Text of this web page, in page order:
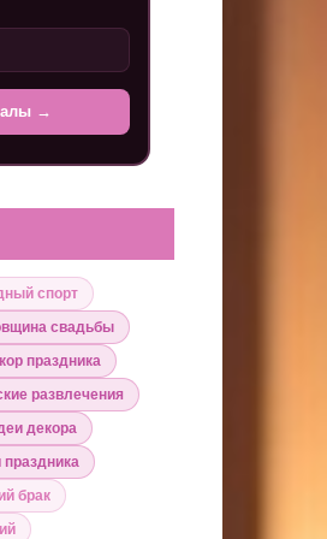
→
спорт
свадьбы
праздника
развлечения
декора
праздника
брак